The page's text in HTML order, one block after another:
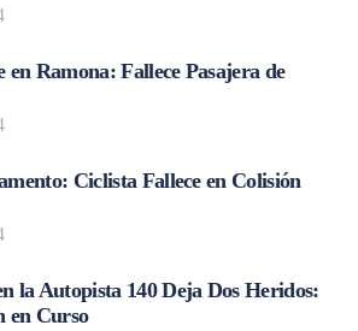
en Ramona: Fallece Pasajera de
Ciclista Fallece en Colisión
la Autopista 140 Deja Dos Heridos:
en Curso